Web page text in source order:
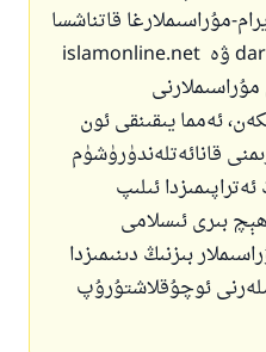
مۇراسىملارغا قاتناشسا
بولامدۇ؟ مەن: daruliftaa.com ۋە islamonline.net
مۇراسىملارنى
ئەمما يىقىنقى ئون
قانائەتلەندۈرۈشۈم
ئىلىپ
ھېچ بىرى ئىسلامى
بىزنىڭ دىنىمىزدا
ئوچۇقلاشتۇرۇپ